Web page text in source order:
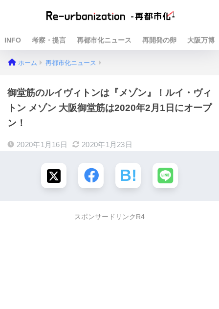
INFO 考察・提言 再都市化ニュース 再開発の卵 大阪万博
ホーム 再都市化ニュース
御堂筋のルイヴィトンは『メゾン』！ルイ・ヴィ
トン メゾン 大阪御堂筋は2020年2月1日にオープ
ン！
2020年1月16日 2020年1月23日
スポンサードリンクR4